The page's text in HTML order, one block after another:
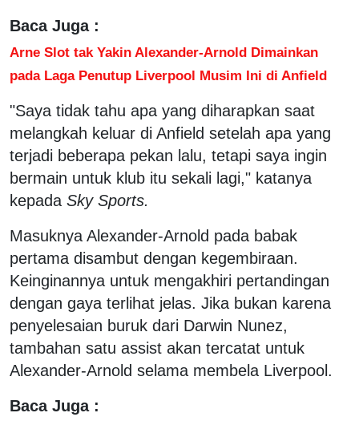
Baca Juga :
Arne Slot tak Yakin Alexander-Arnold Dimainkan
pada Laga Penutup Liverpool Musim Ini di Anfield
"Saya tidak tahu apa yang diharapkan saat
melangkah keluar di Anfield setelah apa yang
terjadi beberapa pekan lalu, tetapi saya ingin
bermain untuk klub itu sekali lagi," katanya
kepada Sky Sports.
Masuknya Alexander-Arnold pada babak
pertama disambut dengan kegembiraan.
Keinginannya untuk mengakhiri pertandingan
dengan gaya terlihat jelas. Jika bukan karena
penyelesaian buruk dari Darwin Nunez,
tambahan satu assist akan tercatat untuk
Alexander-Arnold selama membela Liverpool.
Baca Juga :